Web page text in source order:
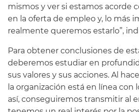
mismos y ver si estamos acorde
en la oferta de empleo y, lo más
realmente queremos estarlo”,
Para obtener conclusiones de
deberemos estudiar en
sus valores y sus acciones. Al
la organización está en línea con
así, conseguiremos transmitir al